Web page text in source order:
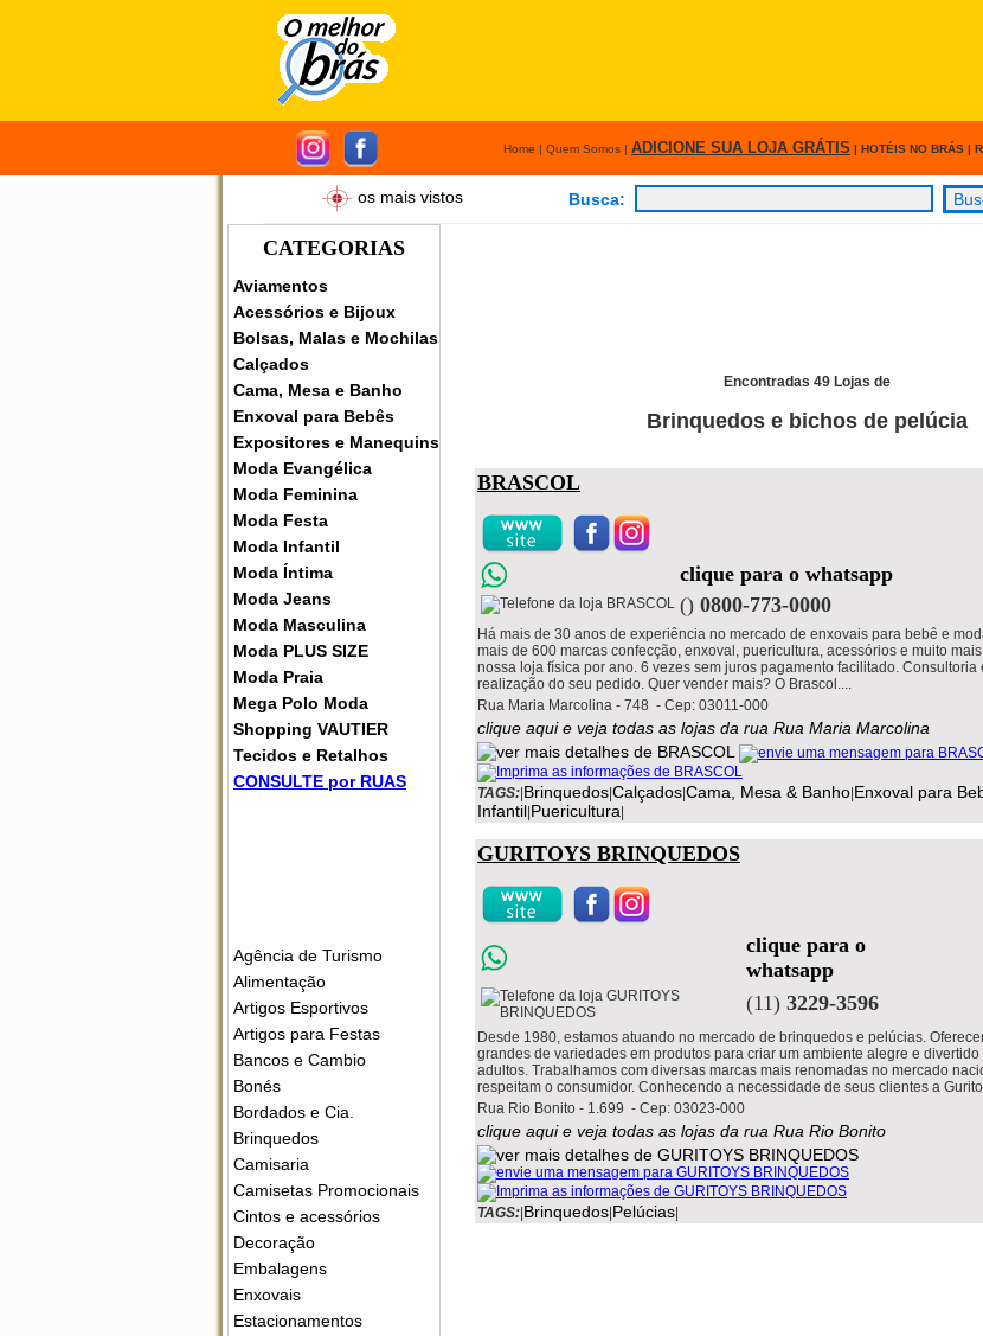
Home | Quem Somos | ADICIONE SUA LOJA GRÁTIS | HOTÉIS NO BRÁS |
os mais vistos Busca:
CATEGORIAS
Aviamentos
Acessórios e Bijoux
Bolsas, Malas e Mochilas
Calçados
Cama, Mesa e Banho
Enxoval para Bebês
Expositores e Manequins
Moda Evangélica
Moda Feminina
Moda Festa
Moda Infantil
Moda Íntima
Moda Jeans
Moda Masculina
Moda PLUS SIZE
Moda Praia
Mega Polo Moda
Shopping VAUTIER
Tecidos e Retalhos
CONSULTE por RUAS
Agência de Turismo
Alimentação
Artigos Esportivos
Artigos para Festas
Bancos e Cambio
Bonés
Bordados e Cia.
Brinquedos
Camisaria
Camisetas Promocionais
Cintos e acessórios
Decoração
Embalagens
Enxovais
Estacionamentos
Encontradas 49 Lojas de
Brinquedos e bichos de pelúcia
BRASCOL
clique para o whatsapp
() 0800-773-0000
Há mais de 30 anos de experiência no mercado de enxovais para bebê e
mais de 600 marcas confecção, enxoval, puericultura, acessórios e muito
nossa loja física por ano. 6 vezes sem juros pagamento facilitado.
realização do seu pedido. Quer vender mais? O Brascol....
Rua Maria Marcolina - 748 - Cep: 03011-000
clique aqui e veja todas as lojas da rua Rua Maria Marcolina
TAGS:|Brinquedos|Calçados|Cama, Mesa & Banho|Enxoval para
Infantil|Puericultura|
GURITOYS BRINQUEDOS
clique para o
whatsapp
(11) 3229-3596
Desde 1980, estamos atuando no mercado de brinquedos e pelúcias.
grandes de variedades em produtos para criar um ambiente alegre e divertido
adultos. Trabalhamos com diversas marcas mais renomadas no mercado
respeitam o consumidor. Conhecendo a necessidade de seus clientes a
Rua Rio Bonito - 1.699 - Cep: 03023-000
clique aqui e veja todas as lojas da rua Rua Rio Bonito
TAGS:|Brinquedos|Pelúcias|